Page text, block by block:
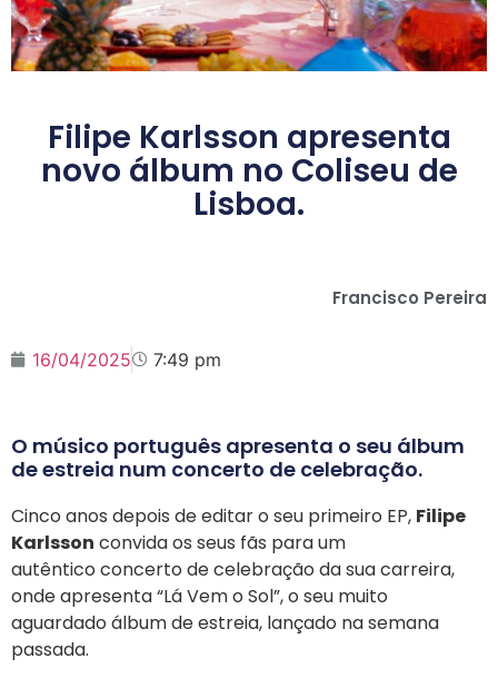
Filipe Karlsson apresenta
novo álbum no Coliseu de
Lisboa.
Francisco Pereira
16/04/2025 7:49 pm
O músico português apresenta o seu álbum
de estreia num concerto de celebração.
Cinco anos depois de editar o seu primeiro EP, Filipe
Karlsson convida os seus fãs para um
autêntico concerto de celebração da sua carreira,
onde apresenta “Lá Vem o Sol”, o seu muito
aguardado álbum de estreia, lançado na semana
passada.